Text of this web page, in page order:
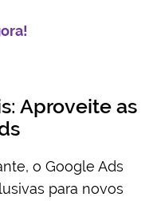
Aproveite as
o Google Ads
para novos